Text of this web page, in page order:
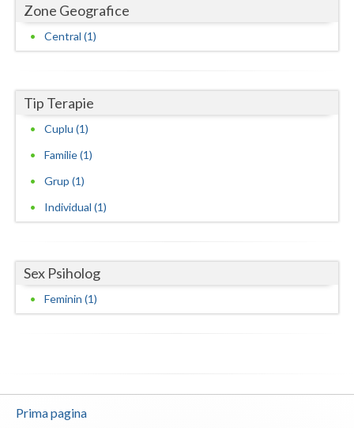
Harghita
Iasi
Mehedinti
Neamt
Olt
Satu-Mare
Zone Geografice
Central (1)
Tip Terapie
Cuplu (1)
Familie (1)
Grup (1)
Individual (1)
Sex Psiholog
Feminin (1)
Prima pagina